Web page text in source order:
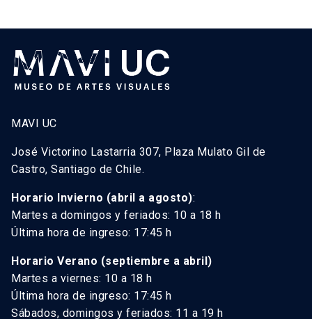
MAVI UC
José Victorino Lastarria 307, Plaza Mulato Gil de
Castro, Santiago de Chile.
Horario Invierno (abril a agosto):
Martes a domingos y feriados: 10 a 18 h
Última hora de ingreso: 17:45 h
Horario Verano (septiembre a abril)
Martes a viernes: 10 a 18 h
Última hora de ingreso: 17:45 h
Sábados, domingos y feriados: 11 a 19 h